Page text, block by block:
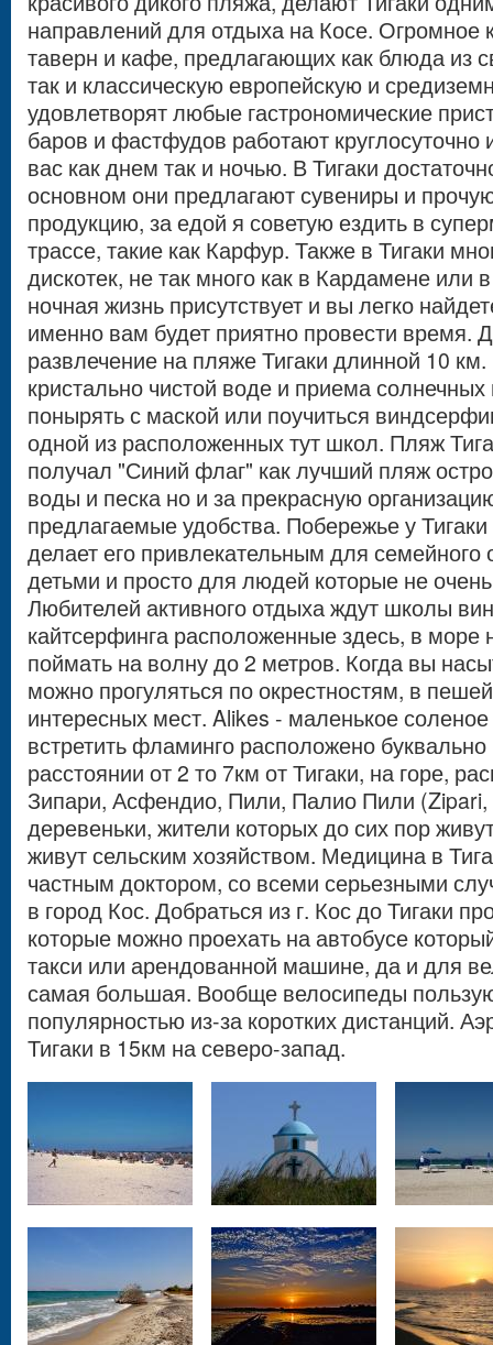
направлений для отдыха на Косе. Огромное
таверн и кафе, предлагающих как блюда из
так и классическую европейскую и
удовлетворят любые гастрономические
баров и фастфудов работают круглосуточно
вас как днем так и ночью. В Тигаки
основном они предлагают сувениры и
продукцию, за едой я советую ездить в
трассе, такие как Карфур. Также в Тигаки
дискотек, не так много как в Кардамене или
ночная жизнь присутствует и вы легко
именно вам будет приятно провести время.
развлечение на пляже Тигаки длинной 10
кристально чистой воде и приема
понырять с маской или поучиться
одной из расположенных тут школ. Пляж
получал "Синий флаг" как лучший пляж
воды и песка но и за прекрасную
предлагаемые удобства. Побережье у
делает его привлекательным для
детьми и просто для людей которые не
Любителей активного отдыха ждут школы
кайтсерфинга расположенные здесь, в море
поймать на волну до 2 метров. Когда вы
можно прогуляться по окрестностям, в
интересных мест. Alikes - маленькое
встретить фламинго расположено
расстоянии от 2 то 7км от Тигаки, на горе,
Зипари, Асфендио, Пили, Палио Пили (Zipari,
деревеньки, жители которых до сих пор
живут сельским хозяйством. Медицина в
частным доктором, со всеми серьезными
в город Кос. Добраться из г. Кос до Тигаки
которые можно проехать на автобусе
такси или арендованной машине, да и для
самая большая. Вообще велосипеды
популярностью из-за коротких дистанций.
Тигаки в 15км на северо-запад.